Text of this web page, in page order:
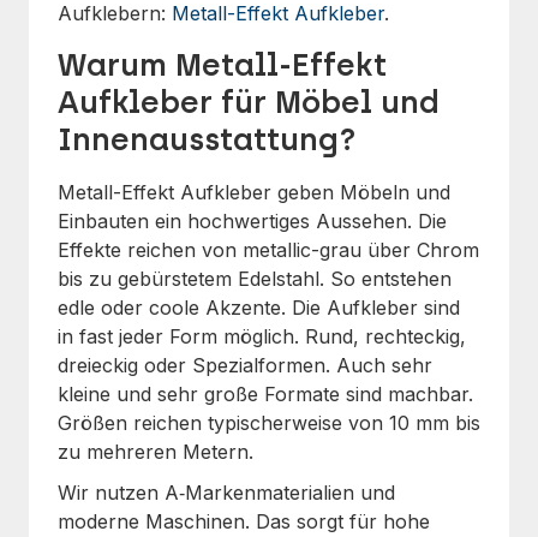
Aufklebern: Metall-Effekt Aufkleber.
Warum Metall-Effekt
Aufkleber für Möbel und
Innenausstattung?
Metall-Effekt Aufkleber geben Möbeln und
Einbauten ein hochwertiges Aussehen. Die
Effekte reichen von metallic-grau über Chrom
bis zu gebürstetem Edelstahl. So entstehen
edle oder coole Akzente. Die Aufkleber sind
in fast jeder Form möglich. Rund, rechteckig,
dreieckig oder Spezialformen. Auch sehr
kleine und sehr große Formate sind machbar.
Größen reichen typischerweise von 10 mm bis
zu mehreren Metern.
Wir nutzen A‑Markenmaterialien und
moderne Maschinen. Das sorgt für hohe